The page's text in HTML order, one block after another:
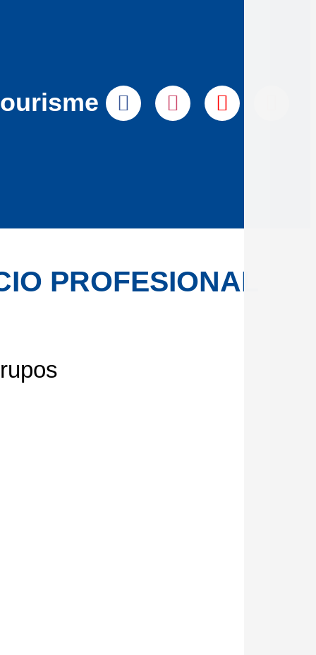
PROFESIONAL